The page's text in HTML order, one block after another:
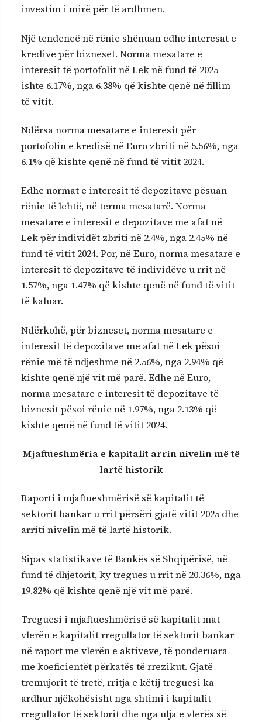
investim i mirë për të ardhmen.
Një tendencë në rënie shënuan edhe interesat e
kredive për bizneset. Norma mesatare e
interesit të portofolit në Lek në fund të 2025
ishte 6.17%, nga 6.38% që kishte qenë në fillim
të vitit.
Ndërsa norma mesatare e interesit për
portofolin e kredisë në Euro zbriti në 5.56%, nga
6.1% që kishte qenë në fund të vitit 2024.
Edhe normat e interesit të depozitave pësuan
rënie të lehtë, në terma mesatarë. Norma
mesatare e interesit e depozitave me afat në
Lek për individët zbriti në 2.4%, nga 2.45% në
fund të vitit 2024. Por, në Euro, norma mesatare e
interesit të depozitave të individëve u rrit në
1.57%, nga 1.47% që kishte qenë në fund të vitit
të kaluar.
Ndërkohë, për bizneset, norma mesatare e
interesit të depozitave me afat në Lek pësoi
rënie më të ndjeshme në 2.56%, nga 2.94% që
kishte qenë një vit më parë. Edhe në Euro,
norma mesatare e interesit të depozitave të
biznesit pësoi rënie në 1.97%, nga 2.13% që
kishte qenë në fund të vitit 2024.
Mjaftueshmëria e kapitalit arrin nivelin më të
lartë historik
Raporti i mjaftueshmërisë së kapitalit të
sektorit bankar u rrit përsëri gjatë vitit 2025 dhe
arriti nivelin më të lartë historik.
Sipas statistikave të Bankës së Shqipërisë, në
fund të dhjetorit, ky tregues u rrit në 20.36%, nga
19.82% që kishte qenë një vit më parë.
Treguesi i mjaftueshmërisë së kapitalit mat
vlerën e kapitalit rregullator të sektorit bankar
në raport me vlerën e aktiveve, të ponderuara
me koeficientët përkatës të rrezikut. Gjatë
tremujorit të tretë, rritja e këtij treguesi ka
ardhur njëkohësisht nga shtimi i kapitalit
rregullator të sektorit dhe nga ulja e vlerës së